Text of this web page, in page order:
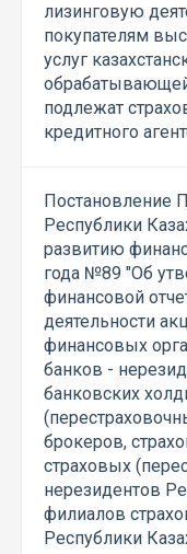
лизинговую
покупателям
услуг
подлежат
кредитного
Постановление
Республики
развитию
года №89 "Об
финансовой
деятельности
финансовых
банков -
банковских
брокеров,
страховых
нерезидентов
филиалов
Республики